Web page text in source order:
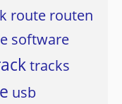
route routen
software
tracks
usb